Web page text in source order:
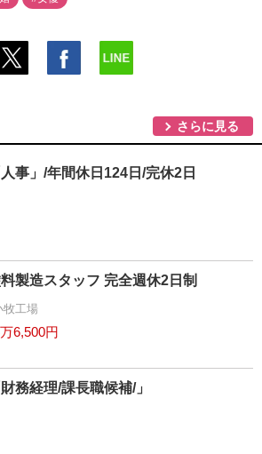
さらに見る
事」/年間休日124日/完休2日
製造スタッフ 完全週休2日制
牧工場
6,500円
務経理/課長職候補/」